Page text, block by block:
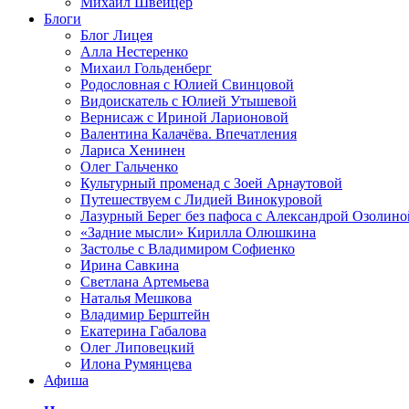
Блоги
Блог Лицея
Алла Нестеренко
Михаил Гольденберг
Родословная с Юлией Свинцовой
Видоискатель с Юлией Утышевой
Вернисаж с Ириной Ларионовой
Валентина Калачёва. Впечатления
Лариса Хенинен
Олег Гальченко
Культурный променад с Зоей Арнаутовой
Путешествуем с Лидией Винокуровой
Лазурный Берег без пафоса с Александрой
«Задние мысли» Кирилла Олюшкина
Застолье с Владимиром Софиенко
Ирина Савкина
Светлана Артемьева
Наталья Мешкова
Владимир Берштейн
Екатерина Габалова
Олег Липовецкий
Илона Румянцева
Афиша